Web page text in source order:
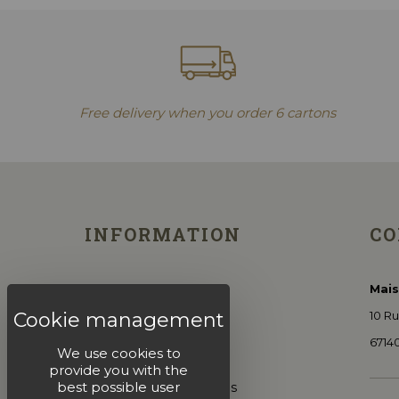
Free delivery when you order 6 cartons
INFORMATION
Visit & Tasting
Our Alsatian Wines
General Sales Conditions
10
We use cookies to
provide you with the
best possible user